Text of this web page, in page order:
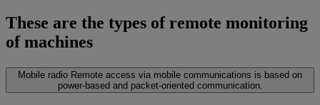
These are the types of remote monitoring
of machines
Mobile radio Remote access via mobile communications is based on
power-based and packet-oriented communication.